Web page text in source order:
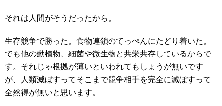
それは人間がそうだったから。
生存競争で勝った。食物連鎖のてっぺんにたどり着いた。
でも他の動植物、細菌や微生物と共栄共存しているからで
す。それじゃ根拠が薄いといわれてもしょうが無いです
が、人類滅ぼすってそこまで競争相手を完全に滅ぼすって
全然得が無いと思います。